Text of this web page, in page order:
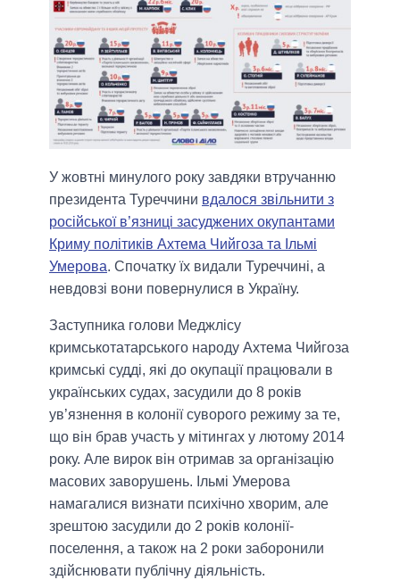
У жовтні минулого року завдяки втручанню
президента Туреччини вдалося звільнити з
російської в’язниці засуджених окупантами
Криму політиків Ахтема Чийгоза та Ільмі
Умерова. Спочатку їх видали Туреччині, а
невдовзі вони повернулися в Україну.
Заступника голови Меджлісу
кримськотатарського народу Ахтема Чийгоза
кримські судді, які до окупації працювали в
українських судах, засудили до 8 років
ув’язнення в колонії суворого режиму за те,
що він брав участь у мітингах у лютому 2014
року. Але вирок він отримав за організацію
масових заворушень. Ільмі Умерова
намагалися визнати психічно хворим, але
зрештою засудили до 2 років колонії-
поселення, а також на 2 роки заборонили
здійснювати публічну діяльність.